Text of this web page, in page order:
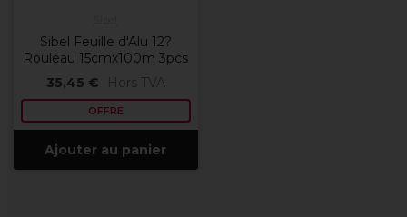
Sibel Feuille d'Alu 12?
Rouleau 15cmx100m 3pcs
35,45 €
Hors TVA
OFFRE
Ajouter au panier